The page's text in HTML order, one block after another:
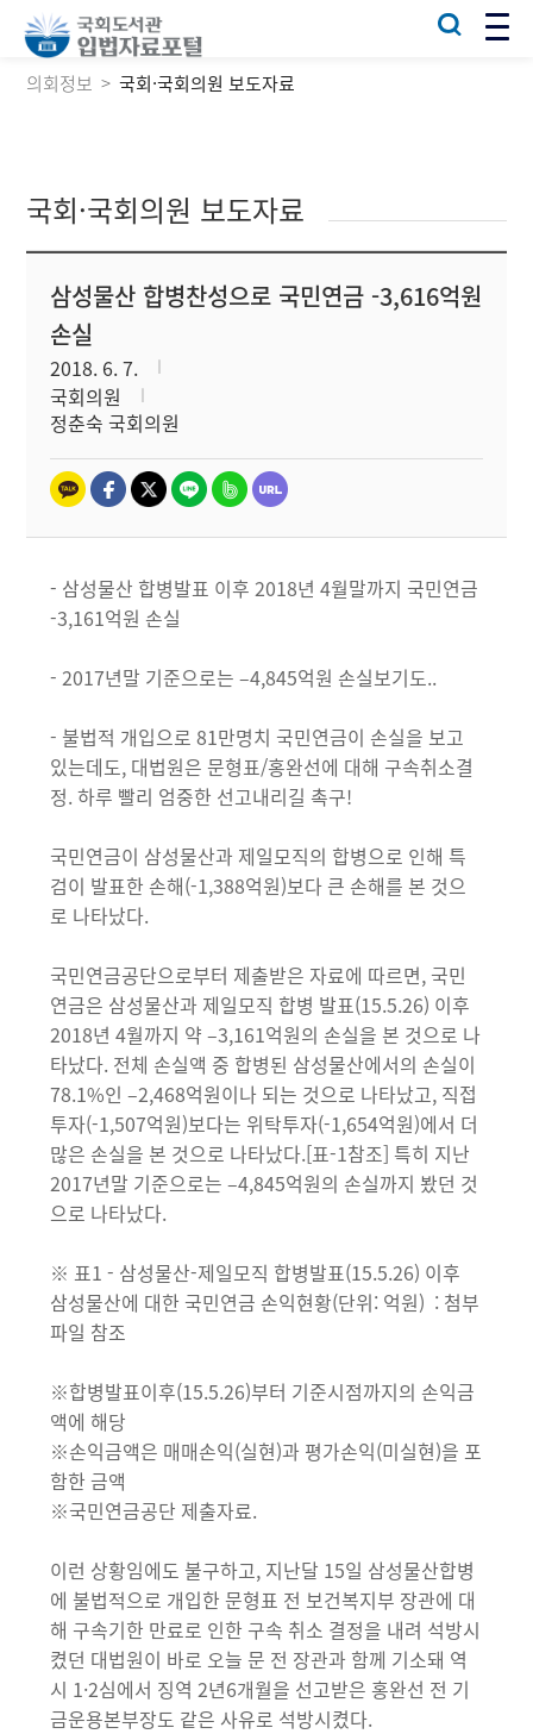
의회정보 국회·국회의원 보도자료
국회·국회의원 보도자료
삼성물산 합병찬성으로 국민연금 -3,616억원
손실
2018. 6. 7.
국회의원
정춘숙 국회의원
- 삼성물산 합병발표 이후 2018년 4월말까지 국민연금
-3,161억원 손실
- 2017년말 기준으로는 –4,845억원 손실보기도..
- 불법적 개입으로 81만명치 국민연금이 손실을 보고
있는데도, 대법원은 문형표/홍완선에 대해 구속취소결
정. 하루 빨리 엄중한 선고내리길 촉구!
국민연금이 삼성물산과 제일모직의 합병으로 인해 특
검이 발표한 손해(-1,388억원)보다 큰 손해를 본 것으
로 나타났다.
국민연금공단으로부터 제출받은 자료에 따르면, 국민
연금은 삼성물산과 제일모직 합병 발표(15.5.26) 이후
2018년 4월까지 약 –3,161억원의 손실을 본 것으로 나
타났다. 전체 손실액 중 합병된 삼성물산에서의 손실이
78.1%인 –2,468억원이나 되는 것으로 나타났고, 직접
투자(-1,507억원)보다는 위탁투자(-1,654억원)에서 더
많은 손실을 본 것으로 나타났다.[표-1참조] 특히 지난
2017년말 기준으로는 –4,845억원의 손실까지 봤던 것
으로 나타났다.
※ 표1 - 삼성물산-제일모직 합병발표(15.5.26) 이후
삼성물산에 대한 국민연금 손익현황(단위: 억원) : 첨부
파일 참조
※합병발표이후(15.5.26)부터 기준시점까지의 손익금
액에 해당
※손익금액은 매매손익(실현)과 평가손익(미실현)을 포
함한 금액
※국민연금공단 제출자료.
이런 상황임에도 불구하고, 지난달 15일 삼성물산합병
에 불법적으로 개입한 문형표 전 보건복지부 장관에 대
해 구속기한 만료로 인한 구속 취소 결정을 내려 석방시
켰던 대법원이 바로 오늘 문 전 장관과 함께 기소돼 역
시 1·2심에서 징역 2년6개월을 선고받은 홍완선 전 기
금운용본부장도 같은 사유로 석방시켰다.